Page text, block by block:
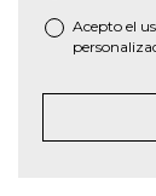
Acepto el